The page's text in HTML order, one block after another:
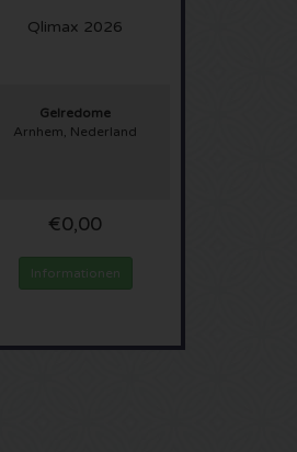
Qlimax 2026
Gelredome
Arnhem, Nederland
€0,00
Informationen